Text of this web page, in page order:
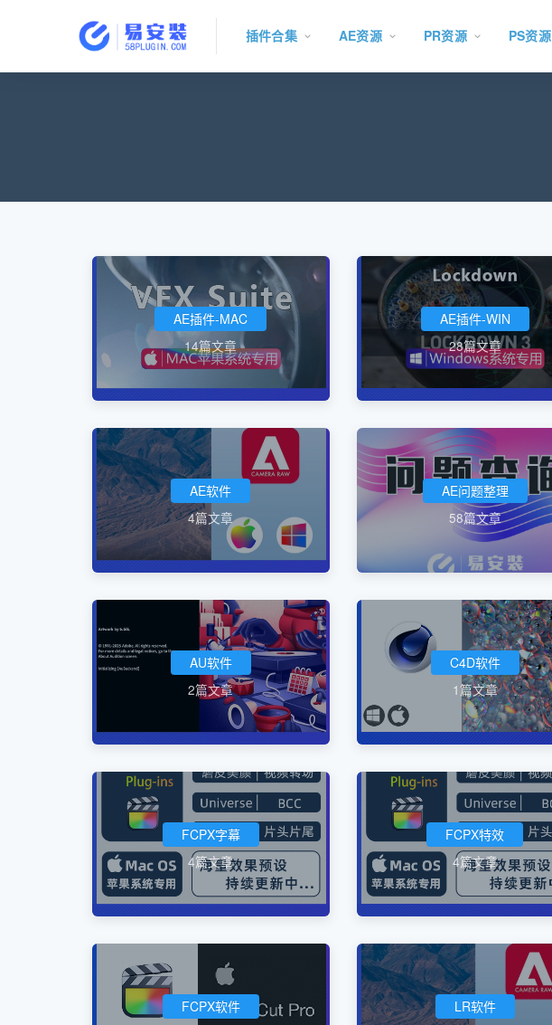
插件合集 AE资源 PR资源 PS资源
AE插件-MAC
14篇文章
AE插件-WIN
28篇文章
AE软件
4篇文章
AE问题整理
58篇文章
AU软件
2篇文章
C4D软件
1篇文章
FCPX字幕
4篇文章
FCPX特效
4篇文章
FCPX软件
LR软件